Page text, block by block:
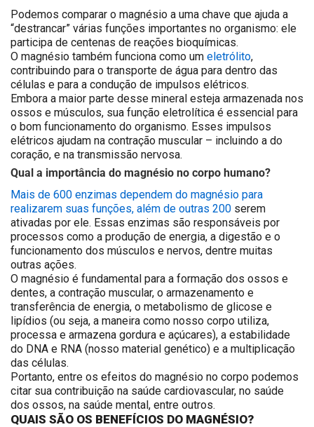
Podemos comparar o magnésio a uma chave que ajuda a
“destrancar” várias funções importantes no organismo: ele
participa de centenas de reações bioquímicas.
O magnésio também funciona como um eletrólito,
contribuindo para o transporte de água para dentro das
células e para a condução de impulsos elétricos.
Embora a maior parte desse mineral esteja armazenada nos
ossos e músculos, sua função eletrolítica é essencial para
o bom funcionamento do organismo. Esses impulsos
elétricos ajudam na contração muscular – incluindo a do
coração, e na transmissão nervosa.
Qual a importância do magnésio no corpo humano?
Mais de 600 enzimas dependem do magnésio para
realizarem suas funções, além de outras 200 serem
ativadas por ele. Essas enzimas são responsáveis por
processos como a produção de energia, a digestão e o
funcionamento dos músculos e nervos, dentre muitas
outras ações.
O magnésio é fundamental para a formação dos ossos e
dentes, a contração muscular, o armazenamento e
transferência de energia, o metabolismo de glicose e
lipídios (ou seja, a maneira como nosso corpo utiliza,
processa e armazena gordura e açúcares), a estabilidade
do DNA e RNA (nosso material genético) e a multiplicação
das células.
Portanto, entre os efeitos do magnésio no corpo podemos
citar sua contribuição na saúde cardiovascular, no saúde
dos ossos, na saúde mental, entre outros.
QUAIS SÃO OS BENEFÍCIOS DO MAGNÉSIO?